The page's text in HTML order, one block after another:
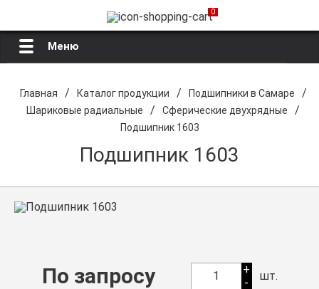
0
Меню
О компании
Подшипники в Самаре
Смазка
Контакты
Главная / Каталог продукции / Подшипники в Самаре /
Шариковые радиальные / Сферические двухрядные /
Подшипник 1603
Подшипник 1603
По запросу 1
+
-
шт.